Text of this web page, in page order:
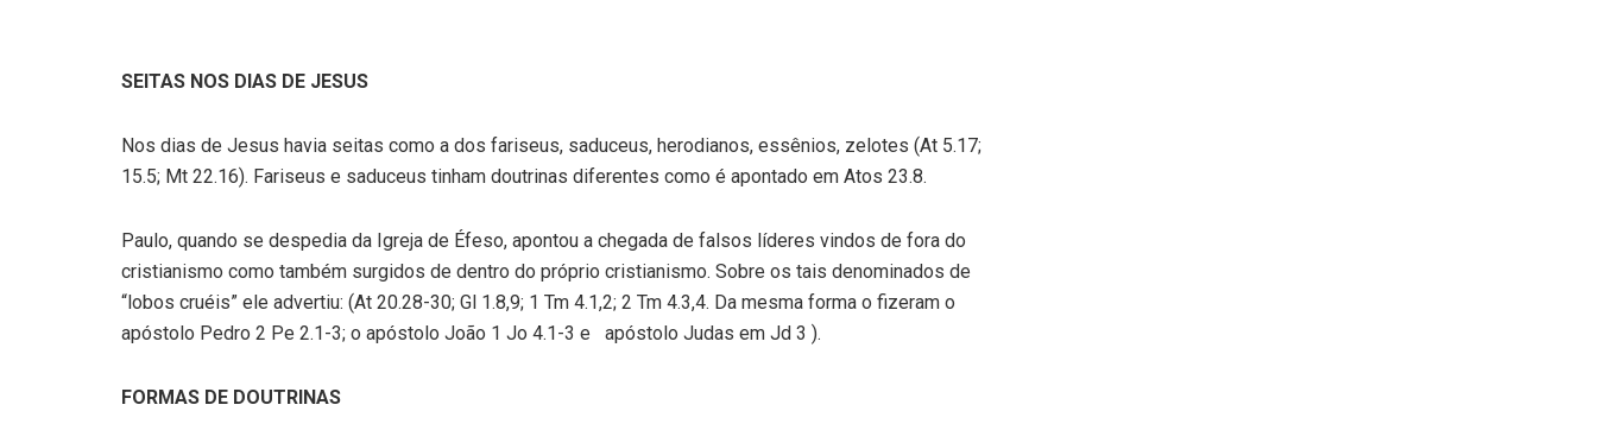
SEITAS NOS DIAS DE JESUS
Nos dias de Jesus havia seitas como a dos fariseus, saduceus, herodianos, essênios, zelotes (At 5.17;
15.5; Mt 22.16). Fariseus e saduceus tinham doutrinas diferentes como é apontado em Atos 23.8.
Paulo, quando se despedia da Igreja de Éfeso, apontou a chegada de falsos líderes vindos de fora do
cristianismo como também surgidos de dentro do próprio cristianismo. Sobre os tais denominados de
“lobos cruéis” ele advertiu: (At 20.28-30; Gl 1.8,9; 1 Tm 4.1,2; 2 Tm 4.3,4. Da mesma forma o fizeram o
apóstolo Pedro 2 Pe 2.1-3; o apóstolo João 1 Jo 4.1-3 e apóstolo Judas em Jd 3 ).
FORMAS DE DOUTRINAS